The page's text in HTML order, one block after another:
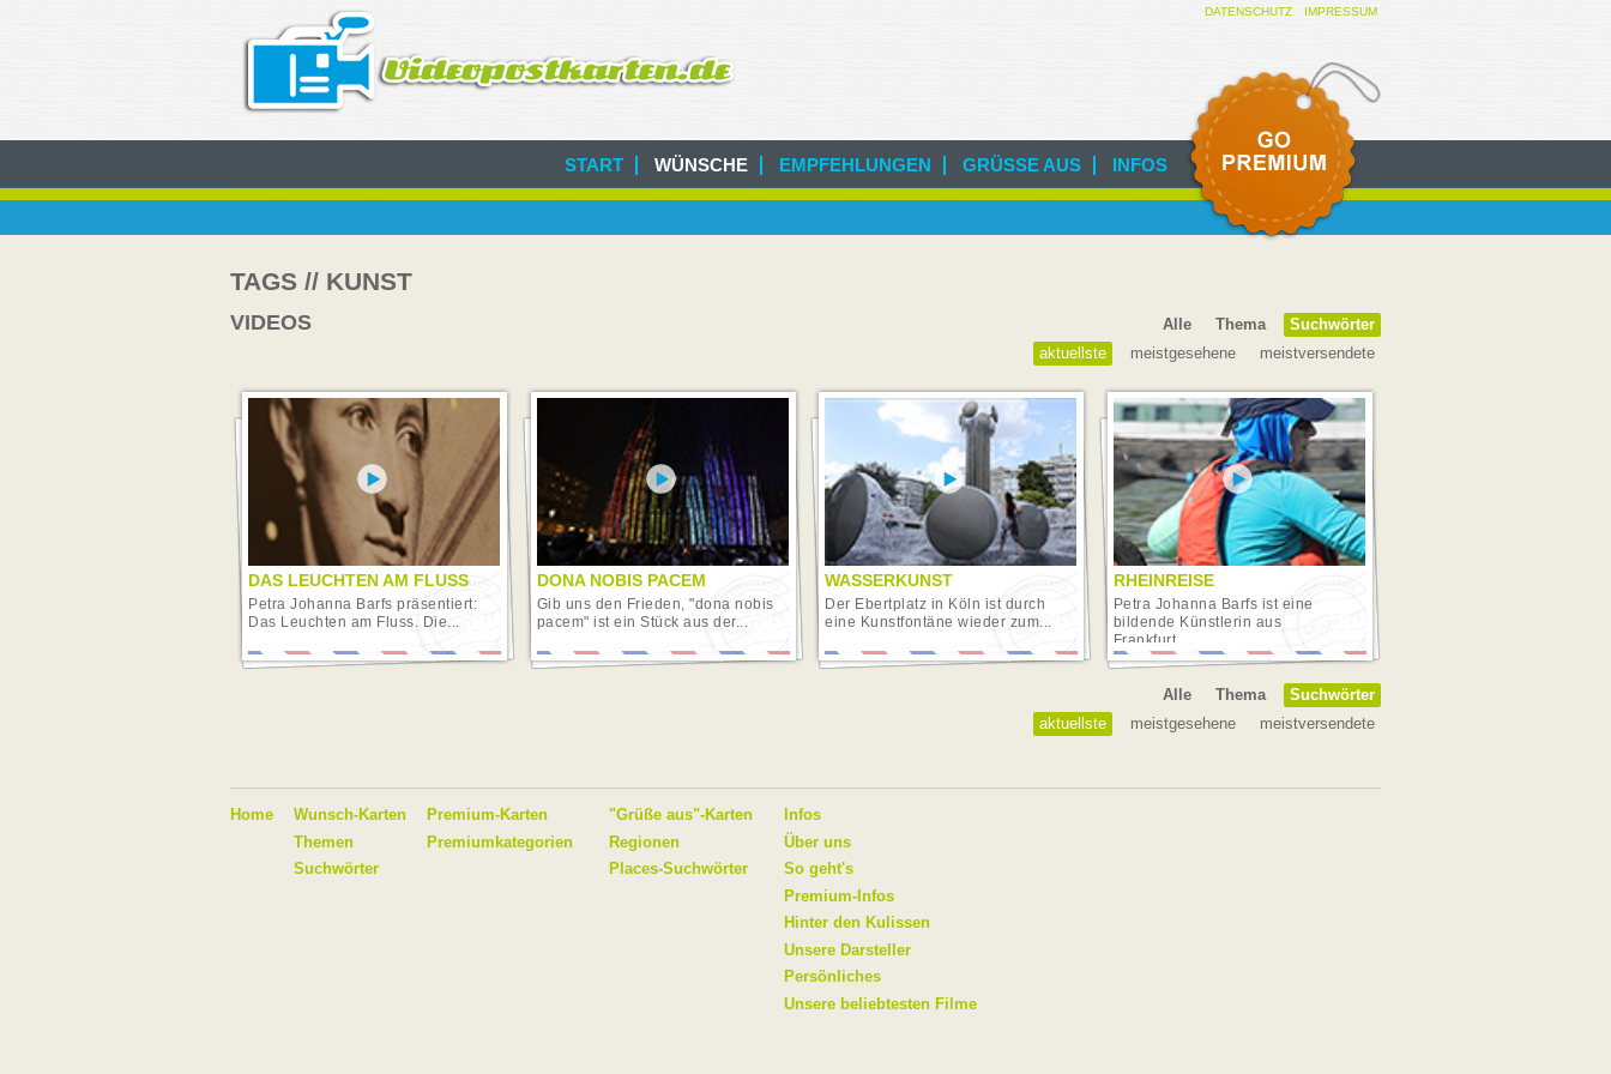
DATENSCHUTZ IMPRESSUM
START WÜNSCHE EMPFEHLUNGEN GRÜSSE AUS INFOS
TAGS // KUNST
VIDEOS Suchwörter
Thema
Alle
meistversendete
meistgesehene
aktuellste
DAS LEUCHTEN AM FLUSS
Petra Johanna Barfs präsentiert:
Das Leuchten am Fluss. Die...
DONA NOBIS PACEM
Gib uns den Frieden, "dona nobis
pacem" ist ein Stück aus der...
WASSERKUNST
Der Ebertplatz in Köln ist durch
eine Kunstfontäne wieder zum...
RHEINREISE
Petra Johanna Barfs ist eine
bildende Künstlerin aus
Frankfurt....
Suchwörter
Thema
Alle
meistversendete
meistgesehene
aktuellste
Home
Wunsch-Karten
Themen
Suchwörter
Premium-Karten
Premiumkategorien
"Grüße aus"-Karten
Regionen
Places-Suchwörter
Infos
Über uns
So geht's
Premium-Infos
Hinter den Kulissen
Unsere Darsteller
Persönliches
Unsere beliebtesten Filme